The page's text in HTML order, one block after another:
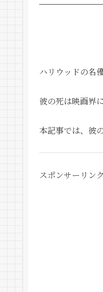
ハリウッドの名
彼の死は映画界
本記事では、彼
スポンサーリンク